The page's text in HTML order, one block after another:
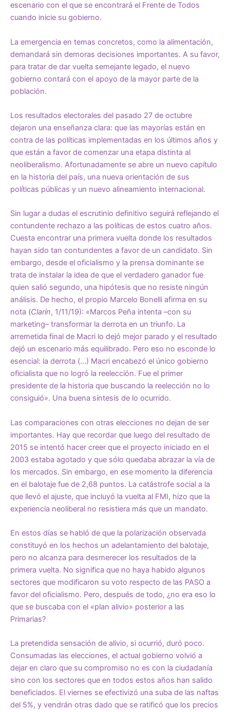
escenario con el que se encontrará el Frente de Todos
cuando inicie su gobierno.
La emergencia en temas concretos, como la alimentación,
demandará sin demoras decisiones importantes. A su favor,
para tratar de dar vuelta semejante legado, el nuevo
gobierno contará con el apoyo de la mayor parte de la
población.
Los resultados electorales del pasado 27 de octubre
dejaron una enseñanza clara: que las mayorías están en
contra de las políticas implementadas en los últimos años y
que están a favor de comenzar una etapa distinta al
neoliberalismo. Afortunadamente se abre un nuevo capítulo
en la historia del país, una nueva orientación de sus
políticas públicas y un nuevo alineamiento internacional.
Sin lugar a dudas el escrutinio definitivo seguirá reflejando el
contundente rechazo a las políticas de estos cuatro años.
Cuesta encontrar una primera vuelta donde los resultados
hayan sido tan contundentes a favor de un candidato. Sin
embargo, desde el oficialismo y la prensa dominante se
trata de instalar la idea de que el verdadero ganador fue
quien salió segundo, una hipótesis que no resiste ningún
análisis. De hecho, el propio Marcelo Bonelli afirma en su
nota (Clarín, 1/11/19): «Marcos Peña intenta –con su
marketing– transformar la derrota en un triunfo. La
arremetida final de Macri lo dejó mejor parado y el resultado
dejó un escenario más equilibrado. Pero eso no esconde lo
esencial: la derrota (…) Macri encabezó el único gobierno
oficialista que no logró la reelección. Fue el primer
presidente de la historia que buscando la reelección no lo
consiguió». Una buena síntesis de lo ocurrido.
Las comparaciones con otras elecciones no dejan de ser
importantes. Hay que recordar que luego del resultado de
2015 se intentó hacer creer que el proyecto iniciado en el
2003 estaba agotado y que sólo quedaba abrazar la vía de
los mercados. Sin embargo, en ese momento la diferencia
en el balotaje fue de 2,68 puntos. La catástrofe social a la
que llevó el ajuste, que incluyó la vuelta al FMI, hizo que la
experiencia neoliberal no resistiera más que un mandato.
En estos días se habló de que la polarización observada
constituyó en los hechos un adelantamiento del balotaje,
pero no alcanza para desmerecer los resultados de la
primera vuelta. No significa que no haya habido algunos
sectores que modificaron su voto respecto de las PASO a
favor del oficialismo. Pero, después de todo, ¿no era eso lo
que se buscaba con el «plan alivio» posterior a las
Primarias?
La pretendida sensación de alivio, si ocurrió, duró poco.
Consumadas las elecciones, el actual gobierno volvió a
dejar en claro que su compromiso no es con la ciudadanía
sino con los sectores que en todos estos años han salido
beneficiados. El viernes se efectivizó una suba de las naftas
del 5%, y vendrán otras dado que se ratificó que los precios